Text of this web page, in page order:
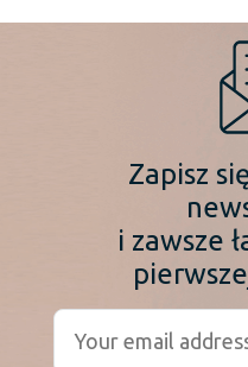
Zapisz
i zawsze